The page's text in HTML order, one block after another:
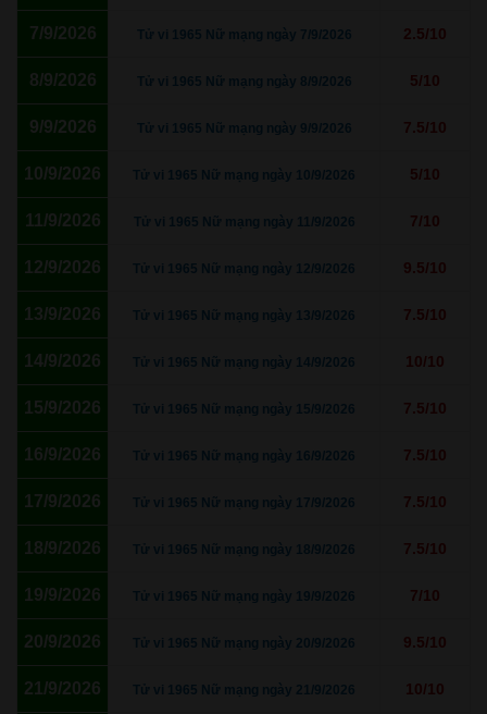
7/9/2026 Tử vi 1965 Nữ mạng ngày 7/9/2026 2.5/10
8/9/2026 Tử vi 1965 Nữ mạng ngày 8/9/2026 5/10
9/9/2026 Tử vi 1965 Nữ mạng ngày 9/9/2026 7.5/10
10/9/2026 Tử vi 1965 Nữ mạng ngày 10/9/2026 5/10
11/9/2026 Tử vi 1965 Nữ mạng ngày 11/9/2026 7/10
12/9/2026 Tử vi 1965 Nữ mạng ngày 12/9/2026 9.5/10
13/9/2026 Tử vi 1965 Nữ mạng ngày 13/9/2026 7.5/10
14/9/2026 Tử vi 1965 Nữ mạng ngày 14/9/2026 10/10
15/9/2026 Tử vi 1965 Nữ mạng ngày 15/9/2026 7.5/10
16/9/2026 Tử vi 1965 Nữ mạng ngày 16/9/2026 7.5/10
17/9/2026 Tử vi 1965 Nữ mạng ngày 17/9/2026 7.5/10
18/9/2026 Tử vi 1965 Nữ mạng ngày 18/9/2026 7.5/10
19/9/2026 Tử vi 1965 Nữ mạng ngày 19/9/2026 7/10
20/9/2026 Tử vi 1965 Nữ mạng ngày 20/9/2026 9.5/10
21/9/2026 Tử vi 1965 Nữ mạng ngày 21/9/2026 10/10